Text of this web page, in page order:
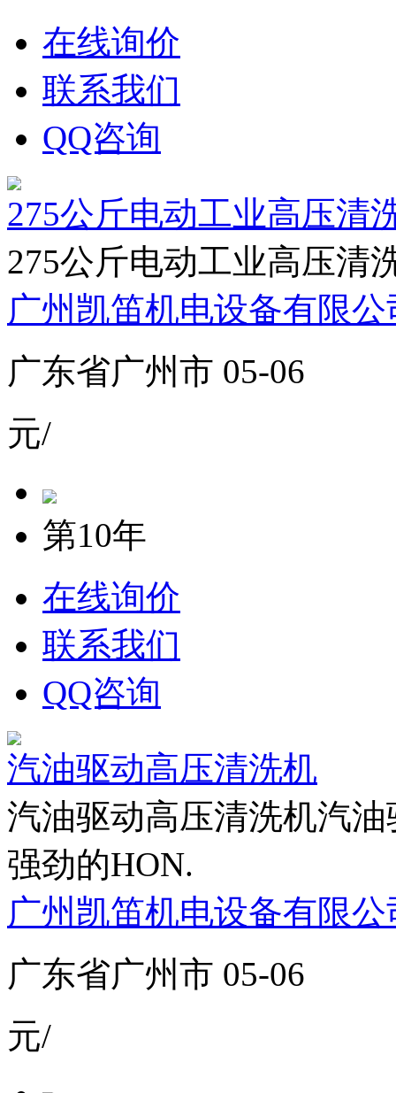
在线询价
联系我们
QQ咨询
275公斤电动工业高压清
275公斤电动工业高压清
广州凯笛机电设备有限公
广东省广州市 05-06
元/
第10年
在线询价
联系我们
QQ咨询
汽油驱动高压清洗机
汽油驱动高压清洗机汽
强劲的HON.
广州凯笛机电设备有限公
广东省广州市 05-06
元/